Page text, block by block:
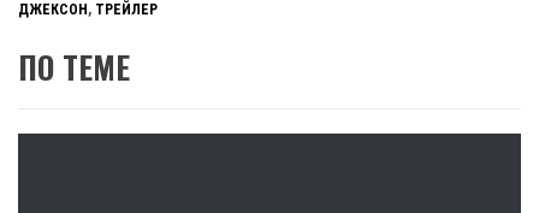
ДЖЕКСОН , ТРЕЙЛЕР
ПО ТЕМЕ